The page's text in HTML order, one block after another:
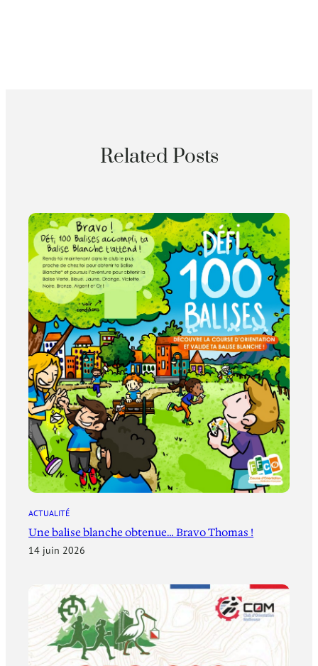
Related Posts
ACTUALITÉ
Une balise blanche obtenue… Bravo Thomas !
14 juin 2026